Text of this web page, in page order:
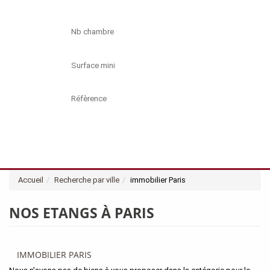
Accueil Recherche par ville immobilier Paris
NOS ETANGS À PARIS
IMMOBILIER PARIS